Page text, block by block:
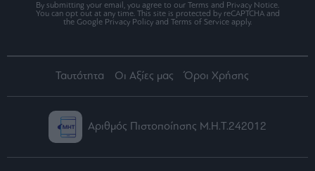
By submitting your email, you agree to our Terms and Privacy Notice.
You can opt out at any time. This site is protected by reCAPTCHA and
the Google Privacy Policy and Terms of Service apply.
Ταυτότητα Οι Αξίες μας Όροι Χρήσης
Αριθμός Πιστοποίησης Μ.Η.Τ.242012